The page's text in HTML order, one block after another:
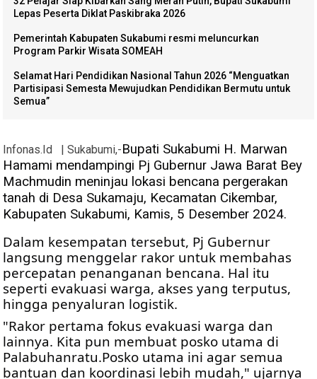
Lepas Peserta Diklat Paskibraka 2026
Pemerintah Kabupaten Sukabumi resmi meluncurkan
Program Parkir Wisata SOMEAH
Selamat Hari Pendidikan Nasional Tahun 2026 “Menguatkan
Partisipasi Semesta Mewujudkan Pendidikan Bermutu untuk
Semua”
Infonas.Id | Sukabumi,-Bupati Sukabumi H. Marwan
Hamami mendampingi Pj Gubernur Jawa Barat Bey
Machmudin meninjau lokasi bencana pergerakan
tanah di Desa Sukamaju, Kecamatan Cikembar,
Kabupaten Sukabumi, Kamis, 5 Desember 2024.
Dalam kesempatan tersebut, Pj Gubernur
langsung menggelar rakor untuk membahas
percepatan penanganan bencana. Hal itu
seperti evakuasi warga, akses yang terputus,
hingga penyaluran logistik.
"Rakor pertama fokus evakuasi warga dan
lainnya. Kita pun membuat posko utama di
Palabuhanratu.Posko utama ini agar semua
bantuan dan koordinasi lebih mudah," ujarnya